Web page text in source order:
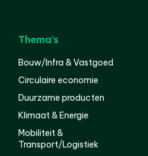
Thema’s
Bouw/Infra & Vastgoed
Circulaire economie
Duurzame producten
Klimaat & Energie
Mobiliteit &
Transport/Logistiek